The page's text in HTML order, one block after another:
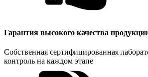
Гарантия высокого качества
Собственная сертифицированная
контроль на каждом этапе